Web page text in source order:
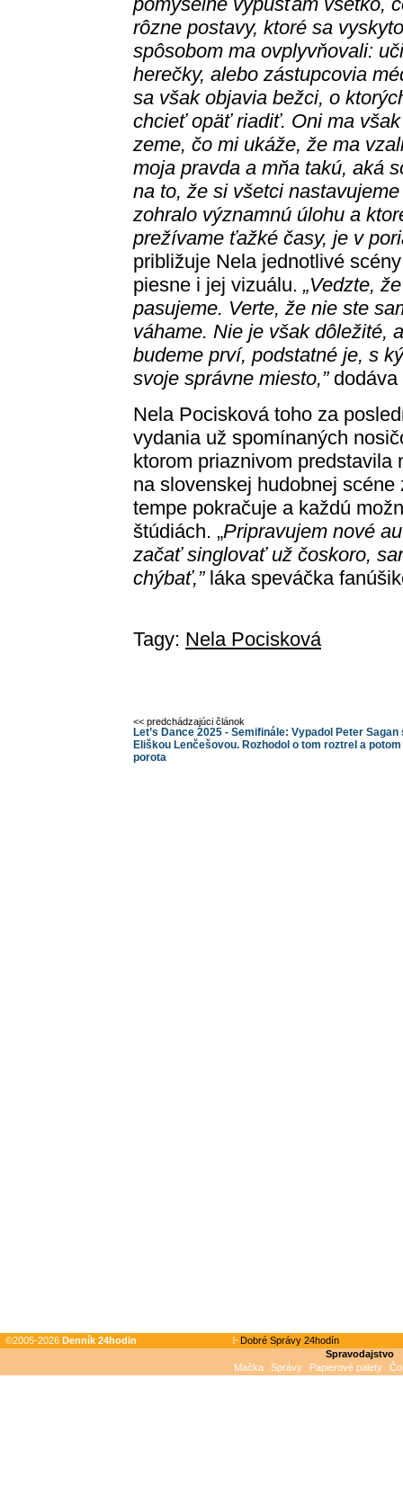
rôzne postavy, ktoré sa
spôsobom ma ovplyvňovali:
herečky, alebo zástupcovia
sa však objavia bežci, o
chcieť opäť riadiť. Oni ma
zeme, čo mi ukáže, že ma
moja pravda a mňa takú, aká
na to, že si všetci
zohralo významnú úlohu a
prežívame ťažké časy, je v
približuje Nela jednotlivé
piesne i jej vizuálu. „Vedzte,
pasujeme. Verte, že nie ste
váhame. Nie je však dôležité,
budeme prví, podstatné je, s
svoje správne miesto,”dodáva
Nela Pocisková toho za
vydania už spomínaných
ktorom priaznivom predstavila
na slovenskej hudobnej
tempe pokračuje a každú
štúdiách. „Pripravujem nové
začať singlovať už čoskoro,
chýbať,”láka speváčka
Tagy: Nela Pocisková
<< predchádzajúci článok
Let’s Dance 2025 - Semifinále: Vypadol Peter Sagan
Eliškou Lenčešovou. Rozhodol o tom roztrel a potom
porota
©2005-2026 Denník 24hodin
Dobré Správy 24hodín
Spravodajstvo
Mačka
Správy Papierové palety